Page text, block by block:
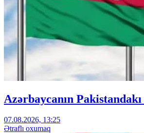
Azərbaycanın
07.08.2026, 13:25
Ətraflı oxumaq